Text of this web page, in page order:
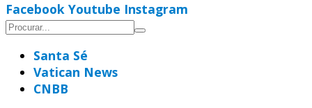
Facebook Youtube Instagram
Santa Sé
Vatican News
CNBB